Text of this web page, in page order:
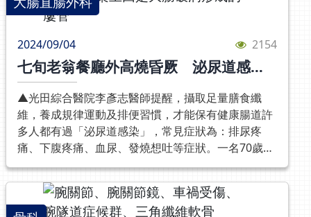
性高、療程時間短且無侵入性，副作用也較少。一般
鐘，10次為一個療程。「基本上我們會看患者受傷的
狀況來決定，有些狀況較差的，可能就要做二到三個
療程，才會逐漸改善。」幸運的是，張姓少婦做到第
一個療程的第五次時，症狀即獲得改善。「剛做完的
前三天，我已經可以在不依賴安眠藥的狀況下好好睡
一覺，讓腦部好好放鬆休息，而且我的大小眼症狀改
善了！另外之前頭暈頭痛跟惱人的耳鳴緩解不少，暴
躁、焦慮、心情低下的問題也好了很多。」她笑稱做
完rTMS回家，孩子說她「變成好媽媽」，而她也終
於能重拾過去的開朗和歡笑了。p張姓少婦車禍後出
度、畏光及模糊副作用的程度，而使用不同濃度預防
及治療；角膜塑型片為夜間佩戴，通過硬式鏡片調整
角膜形狀，防止近視加重；日拋週邊離焦軟式隱形眼
鏡和周邊離焦眼鏡則為日間配戴，都證實可有效控制
近視加重。在充斥3C產品的現代，家長對近視的迷思
層出不窮。許多人認為僅僅減少3C產品使用就能避免
近視，實則長時間的近距離用眼（如閱讀、拼圖或玩
樂高等）也會加重近視度數。家長應合理安排孩子的
活動時間，盡量減少長時間近距離用眼，適時凝視遠
方或閉眼休息，放鬆眼睛睫狀肌，有助於延緩近視惡
化。此外，增加戶外活動也非常關鍵，因陽光中的自
然光線，能促使視網膜分泌多巴胺，從而抑制眼軸增
長，有效減少近視進一步加重的風險。李致名醫師強
脈經血管成型術併藥物支架置放後，阻塞血管完全恢
示，這名患者的狀況較為特別，一開始送至急診時，
因心電圖與心臟超音波並無明顯異狀，再加上當時測
出出楊先生罹患COVID-19，一度懷疑楊先生是因新
冠病毒引起的心肌炎或心律不整，因此先讓楊先生先
使用低溫治療加抗病毒藥接受診治，等到楊先生的
COVID-19的病情痊癒，團隊開始發揮「柯南」般的
精神，為患者找出呼吸心跳停止的原因。而在檢測過
程中，團隊發現患者有高血脂的狀況，高度認為患者
應該是因冠心病引起的心室顫動。經心導管檢查確認
該名患者的左前降支完全阻塞，完全靠右冠狀動脈供
2024/09/04 2154
七旬老翁餐廳外高燒昏厥 泌尿道感染
主因是大腸破洞！
▲光田綜合醫院李彥志醫師提醒，攝取足量膳食纖
維，養成規律運動及排便習慣，才能保有健康腸道許
多人都有過「泌尿道感染」，常見症狀為：排尿疼
痛、下腹疼痛、血尿、發燒想吐等症狀。一名70歲老
翁和家人歡慶用餐時，在餐廳外透氣時因高燒而暈
倒，緊急送往光田綜合醫院檢查發現，老翁尿液中白
血球指數相當高，先行決定注射抗生素減緩發炎反
應。然而，泌尿道感染只是表象症狀，後經光田綜合